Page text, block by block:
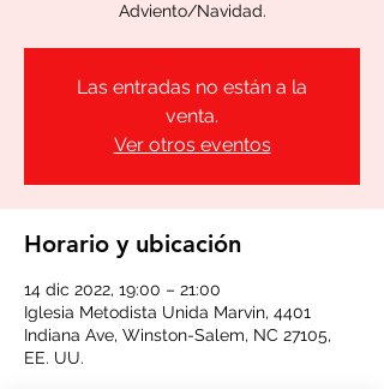
Adviento/Navidad.
Las entradas no están a la
venta.
Ver otros eventos
Horario y ubicación
14 dic 2022, 19:00 – 21:00
Iglesia Metodista Unida Marvin, 4401
Indiana Ave, Winston-Salem, NC 27105,
EE. UU.